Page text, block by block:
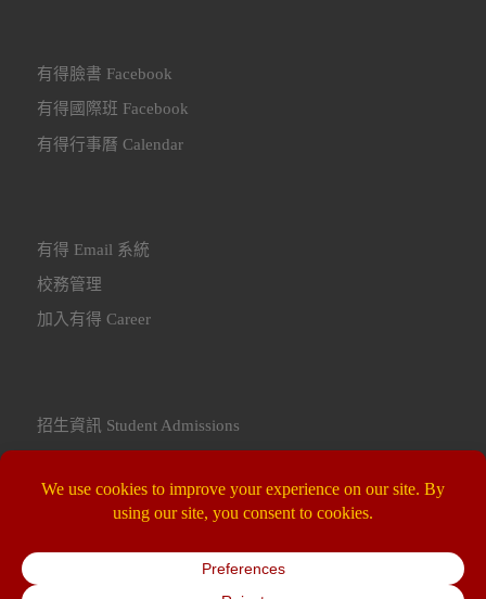
有得臉書 Facebook
有得國際班 Facebook
有得行事曆 Calendar
有得 Email 系統
校務管理
加入有得 Career
招生資訊 Student Admissions